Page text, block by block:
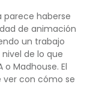
parece haberse
de animación
un trabajo
de lo que
Madhouse. El
ver con cómo se